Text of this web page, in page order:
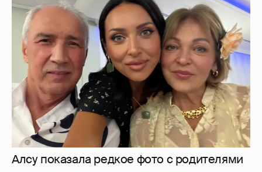
Алсу показала редкое фото с родителями